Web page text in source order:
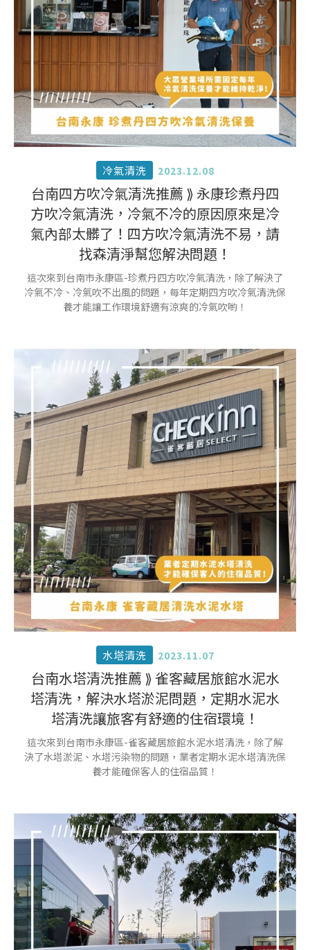
冷氣清洗 2023.12.08
台南四方吹冷氣清洗推薦 ⟫ 永康珍煮丹四
方吹冷氣清洗，冷氣不冷的原因原來是冷
氣內部太髒了！四方吹冷氣清洗不易，請
找森清淨幫您解決問題！
這次來到台南市永康區-珍煮丹四方吹冷氣清洗，除了解決了
冷氣不冷、冷氣吹不出風的問題，每年定期四方吹冷氣清洗保
養才能讓工作環境舒適有涼爽的冷氣吹喲！
水塔清洗 2023.11.07
台南水塔清洗推薦 ⟫ 雀客藏居旅館水泥水
塔清洗，解決水塔淤泥問題，定期水泥水
塔清洗讓旅客有舒適的住宿環境！
這次來到台南市永康區-雀客藏居旅館水泥水塔清洗，除了解
決了水塔淤泥、水塔污染物的問題，業者定期水泥水塔清洗保
養才能確保客人的住宿品質！